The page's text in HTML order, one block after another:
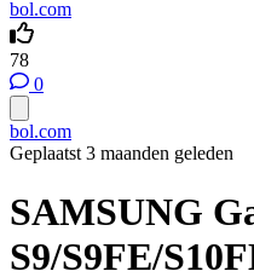
bol.com
78
0
bol.com
Geplaatst 3 maanden geleden
SAMSUNG
S9/S9FE/